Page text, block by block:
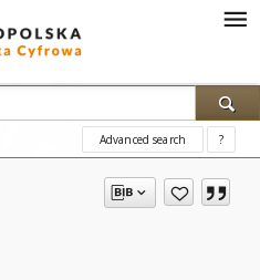
Advanced search ?